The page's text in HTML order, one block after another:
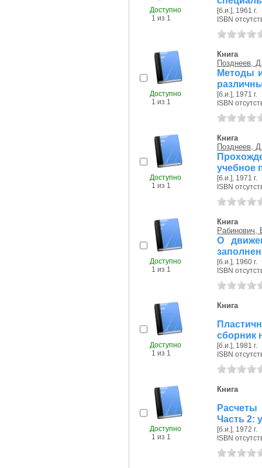
Доступно
1 из 1
[б.и.], 1961 г.
ISBN
Доступно
1 из 1
Книга
Позднеев,
Методы
[б.и.], 1971 г.
ISBN
Доступно
1 из 1
Книга
Позднеев,
учебное
[б.и.], 1971 г.
ISBN
Доступно
1 из 1
Книга
Рабинович,
О
[б.и.], 1960 г.
ISBN
Доступно
1 из 1
Книга
сборник
[б.и.], 1981 г.
ISBN
Доступно
1 из 1
Книга
Часть 2:
[б.и.], 1972 г.
ISBN